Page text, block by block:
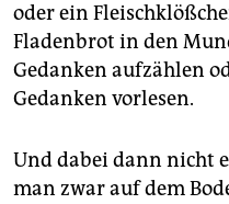
oder ein
Fladenbrot in den
Gedanken aufzählen
Gedanken vorlesen.
Und dabei dann nicht
man zwar auf dem